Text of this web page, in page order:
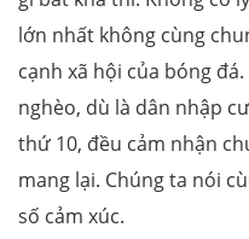
lớn nhất không cùng
cạnh xã hội của bóng
nghèo, dù là dân nhập
thứ 10, đều cảm nhận
mang lại. Chúng ta nói
số cảm xúc.